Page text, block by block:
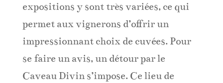
expositions y sont très variées, ce qui
permet aux vignerons d’offrir un
impressionnant choix de cuvées. Pour
se faire un avis, un détour par le
Caveau Divin s’impose. Ce lieu de